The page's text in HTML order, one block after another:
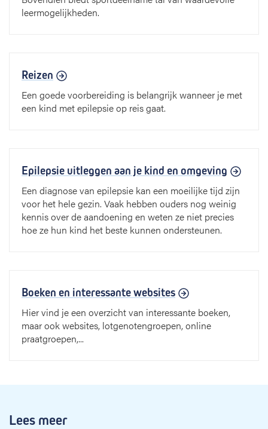
leermogelijkheden.
Reizen
Een goede voorbereiding is belangrijk wanneer je met
een kind met epilepsie op reis gaat.
Epilepsie uitleggen aan je kind en omgeving
Een diagnose van epilepsie kan een moeilijke tijd zijn
voor het hele gezin. Vaak hebben ouders nog weinig
kennis over de aandoening en weten ze niet precies
hoe ze hun kind het beste kunnen ondersteunen.
Boeken en interessante websites
Hier vind je een overzicht van interessante boeken,
maar ook websites, lotgenotengroepen, online
praatgroepen,...
Lees meer